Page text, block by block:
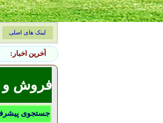
لینک های اصلی
آخرین اخبار:
فروش و
جستجوی